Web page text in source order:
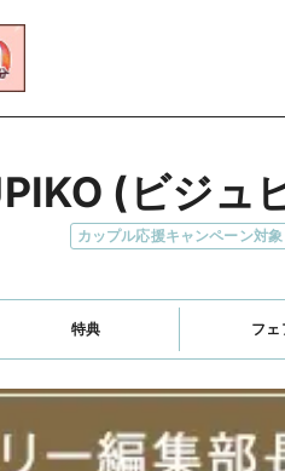
(ビジュ
カップル応援キャンペーン対象
特典 フェ